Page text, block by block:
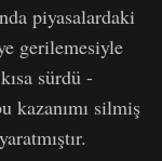
piyasalardaki
gerilemesiyle
sürdü -
kazanımı silmiş